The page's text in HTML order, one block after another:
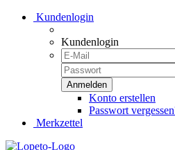
Kundenlogin
Kundenlogin
Konto erstellen
Passwort
Merkzettel